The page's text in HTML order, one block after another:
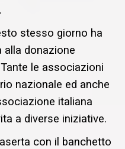
stesso giorno ha
alla donazione
le associazioni
nazionale ed anche
italiana
a diverse iniziative.
con il banchetto